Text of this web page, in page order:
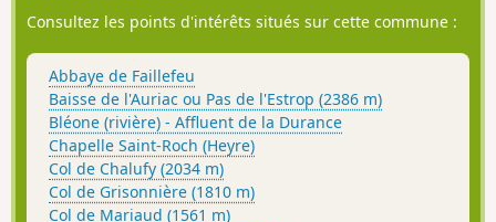
Consultez les points d'intérêts situés sur cette commune :
Abbaye de Faillefeu
Baisse de l'Auriac ou Pas de l'Estrop (2386 m)
Bléone (rivière) - Affluent de la Durance
Chapelle Saint-Roch (Heyre)
Col de Chalufy (2034 m)
Col de Grisonnière (1810 m)
Col de Mariaud (1561 m)